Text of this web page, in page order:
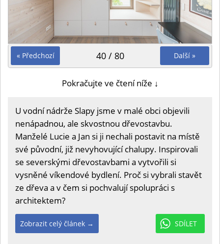
« Předchozí Další »
40 / 80
Pokračujte ve čtení níže ↓
U vodní nádrže Slapy jsme v malé obci objevili
nenápadnou, ale skvostnou dřevostavbu.
Manželé Lucie a Jan si ji nechali postavit na místě
své původní, již nevyhovující chalupy. Inspirovali
se severskými dřevostavbami a vytvořili si
vysněné víkendové bydlení. Proč si vybrali stavět
ze dřeva a v čem si pochvalují spolupráci s
architektem?
SDÍLET
Zobrazit celý článek →